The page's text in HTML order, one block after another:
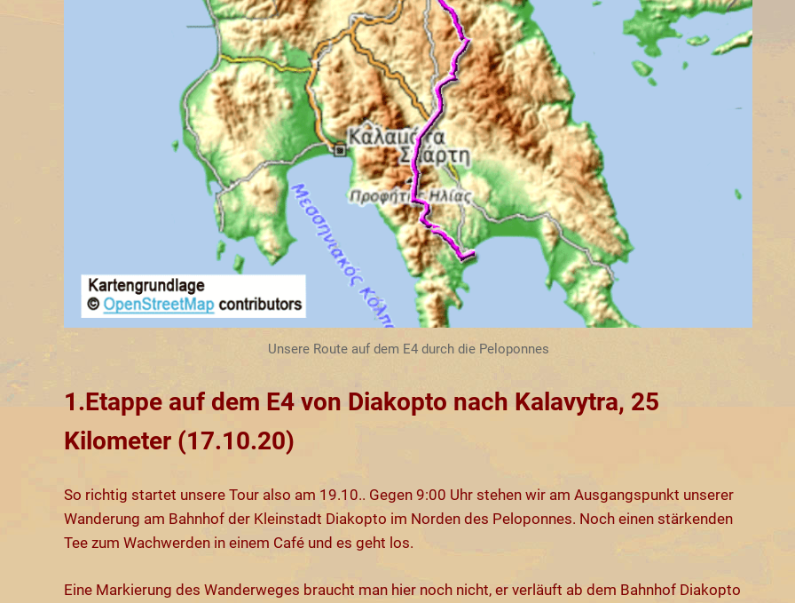
Unsere Route auf dem E4 durch die Peloponnes
1.Etappe auf dem E4 von Diakopto nach Kalavytra, 25
Kilometer (17.10.20)
So richtig startet unsere Tour also am 19.10.. Gegen 9:00 Uhr stehen wir am Ausgangspunkt unserer
Wanderung am Bahnhof der Kleinstadt Diakopto im Norden des Peloponnes. Noch einen stärkenden
Tee zum Wachwerden in einem Café und es geht los.
Eine Markierung des Wanderweges braucht man hier noch nicht, er verläuft ab dem Bahnhof Diakopto